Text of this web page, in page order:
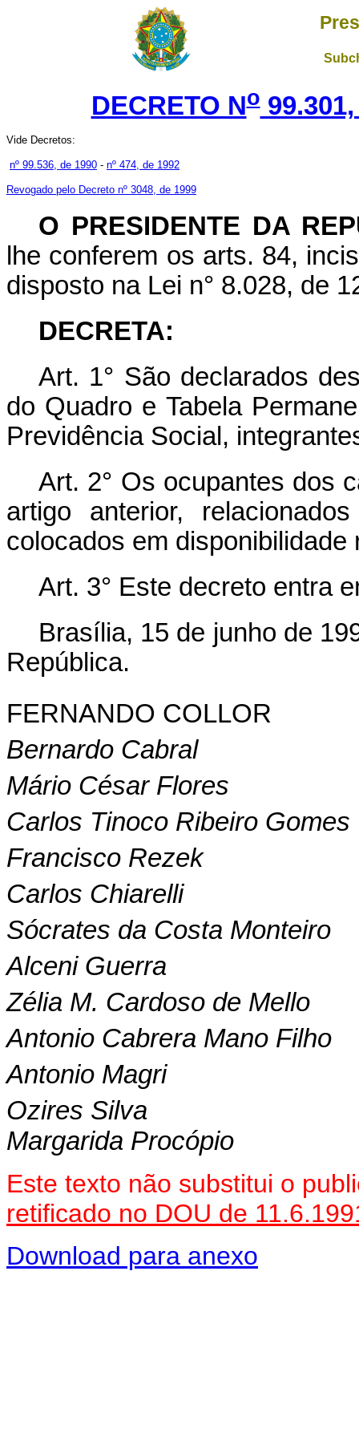
DECRETO No99.301,
Vide Decretos:
nº 99.536, de 1990 - nº 474, de 1992
Revogado pelo Decreto nº 3048, de 1999
O PRESIDENTE DA
lhe conferem os arts. 84,
disposto na Lei n° 8.028, de
DECRETA:
Art. 1° São declarados
do Quadro e Tabela
Previdência Social,
Art. 2° Os ocupantes dos
artigo anterior,
colocados em disponibilidade
Art. 3° Este decreto entra
Brasília, 15 de junho de
República.
FERNANDO COLLOR
Bernardo Cabral
Mário César Flores
Carlos Tinoco Ribeiro Gomes
Francisco Rezek
Carlos Chiarelli
Sócrates da Costa Monteiro
Alceni Guerra
Zélia M. Cardoso de Mello
Antonio Cabrera Mano Filho
Antonio Magri
Ozires Silva
Margarida Procópio
Este texto não substitui o
retificado no DOU de
Download para anexo